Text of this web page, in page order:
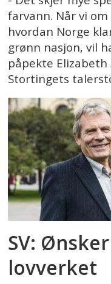
farvann. Når vi
hvordan Norge
grønn nasjon, vil
påpekte Elizabeth
Stortingets
SV:
lovverket